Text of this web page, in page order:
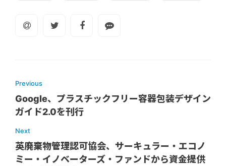
Previous
Google、プラスチックフリー容器包装デザイン
ガイド2.0を刊行
Next
英廃棄物管理認可協会、サーキュラー・エコノ
ミー・イノベーターズ・ファンドから資金提供